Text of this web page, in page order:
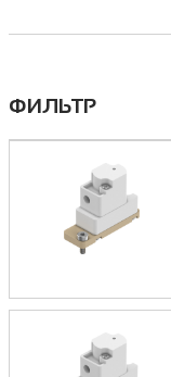
ФИЛЬТР